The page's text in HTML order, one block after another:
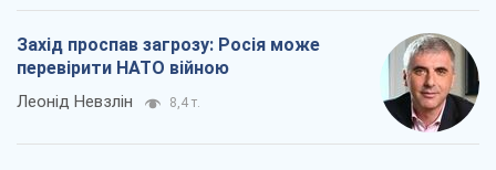
Захід проспав загрозу: Росія може
перевірити НАТО війною
Леонід Невзлін 8,4 т.